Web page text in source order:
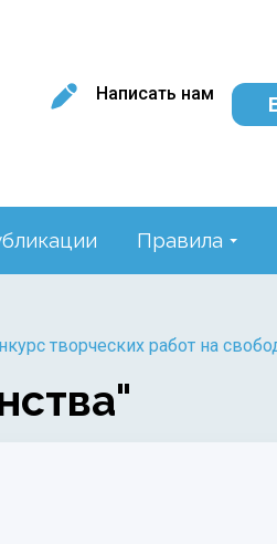
Написать нам
Правила
творческих работ на